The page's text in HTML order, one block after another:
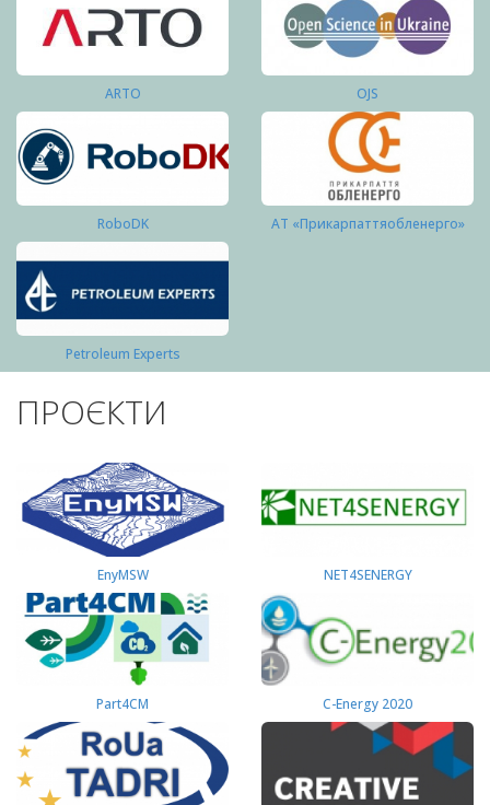
ARTO OJS
RoboDK АТ «Прикарпаттяобленерго»
Petroleum Experts
ПРОЄКТИ
EnyMSW NET4SENERGY
Part4СМ C-Energy 2020